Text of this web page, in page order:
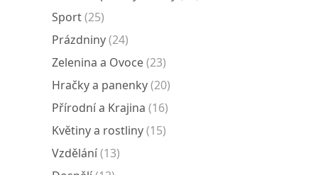
Sport(25)
Prázdniny(24)
Zelenina a Ovoce(23)
Hračky a panenky(20)
Přírodní a Krajina (16)
Květiny a rostliny(15)
Vzdělání(13)